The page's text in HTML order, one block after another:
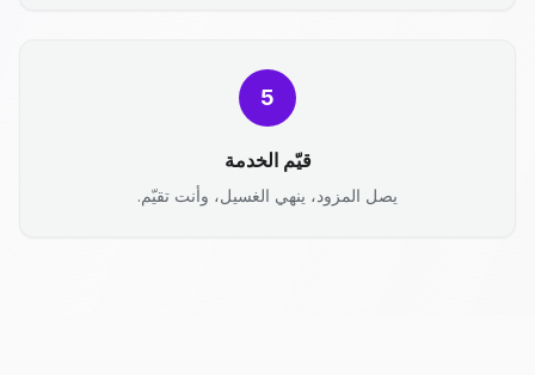
5
قيّم الخدمة
يصل المزود، ينهي الغسيل، وأنت تقيّم.